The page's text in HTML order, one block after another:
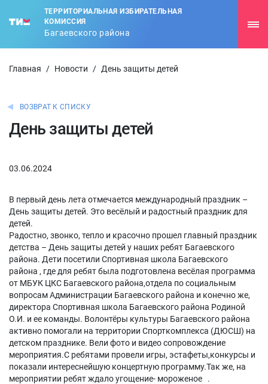
ТЕРРИТОРИАЛЬНАЯ ИЗБИРАТЕЛЬНАЯ
КОМИССИЯ
Багаевского района
Главная / Новости / День защиты детей
ВОЗВРАТ К СПИСКУ
День защиты детей
03.06.2024
В первый день лета отмечается международный праздник –
День защиты детей. Это весёлый и радостный праздник для
детей.
Радостно, звонко, тепло и красочно прошел главный праздник
детства – День защиты детей у наших ребят Багаевского
района. Дети посетили Спортивная школа Багаевского
района , где для ребят была подготовлена весёлая программа
от МБУК ЦКС Багаевского района,отдела по социальным
вопросам Администрации Багаевского района и конечно же,
директора Спортивная школа Багаевского района Родиной
О.И. и ее команды. Волонтёры культуры Багаевского района
активно помогали на территории Спорткомплекса (ДЮСШ) на
детском празднике. Вели фото и видео сопровождение
мероприятия.С ребятами провели игры, эстафеты,конкурсы и
показали интереснейшую концертную программу.Так же, на
мероприятии ребят ждало угощение- мороженое .